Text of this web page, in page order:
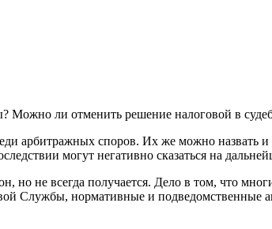
Можно ли отменить решение налоговой в
арбитражных споров. Их же можно назвать
могут негативно сказаться на
но не всегда получается. Дело в том, что
Службы, нормативные и подведомственные